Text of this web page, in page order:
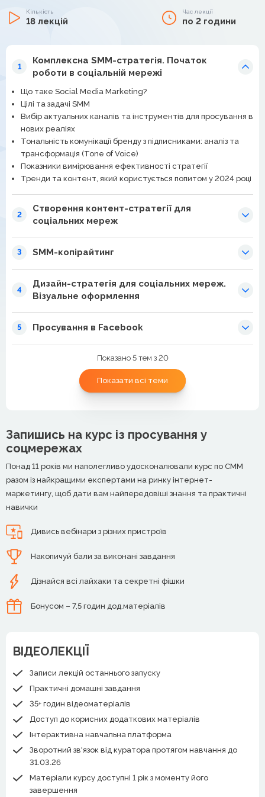
Кількість
18 лекцій
Час лекції
по 2 години
1
Комплексна SMM-стратегія. Початок
роботи в соціальній мережі
Що таке Social Media Marketing?
Цілі та задачі SMM
Вибір актуальних каналів та інструментів для просування в
нових реаліях
Тональність комунікації бренду з підписниками: аналіз та
трансформація (Tone of Voice)
Показники вимірювання ефективності стратегії
Тренди та контент, який користується попитом у 2024 році
2
Створення контент-стратегії для
соціальних мереж
3 SMM-копірайтинг
4
Дизайн-стратегія для соціальних мереж.
Візуальне оформлення
5 Просування в Facebook
Показано 5 тем з 20
Показати всі теми
Запишись на курс із просування у
соцмережах
Понад 11 років ми наполегливо удосконалювали курс по СММ
разом із найкращими експертами на ринку інтернет-
маркетингу, щоб дати вам найпередовіші знання та практичні
навички
Дивись вебінари з різних пристроїв
Накопичуй бали за виконані завдання
Дізнайся всі лайхаки та секретні фішки
Бонусом – 7,5 годин дод.матеріалів
ВІДЕОЛЕКЦІЇ
Записи лекцій останнього запуску
Практичні домашні завдання
35+ годин відеоматеріалів
Доступ до корисних додаткових матеріалів
Інтерактивна навчальна платформа
Зворотний зв'язок від куратора протягом навчання до
31.03.26
Матеріали курсу доступні 1 рік з моменту його
завершення